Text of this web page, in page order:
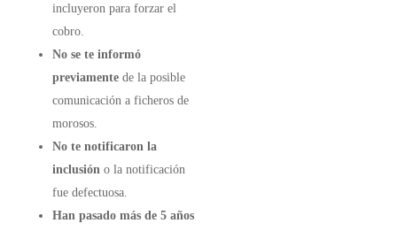
incluyeron para forzar el
cobro.
No se te informó
previamentede la posible
comunicación a ficheros de
morosos.
No te notificaron la
inclusióno la notificación
fue defectuosa.
Han pasado más de 5 años